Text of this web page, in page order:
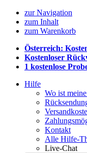
zur Navigation
zum Inhalt
zum Warenkorb
Österreich:
Kostenloser
1 kostenlose
Hilfe
Wo ist
Kontakt
Alle Hilfe-
Live-Chat